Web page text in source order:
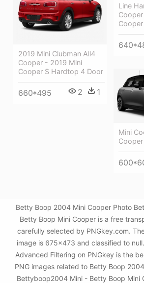
Line
Cooper
2019 Mini Clubman All4
Cooper - 2019 Mini
Cooper S Hardtop 4 Door
660*495 2 1
Mini
Betty Boop 2004 Mini Cooper Photo
Betty Boop Mini Cooper is a free
carefully selected by PNGkey.com.
image is 675x473 and classified to
Advanced Filtering on PNGkey is the
PNG images related to Betty Boop
Bettyboop2004 Mini - Betty Boop Mini